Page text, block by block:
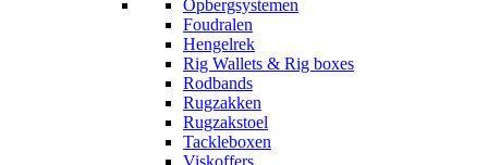
Opbergsystemen
Foudralen
Hengelrek
Rig Wallets & Rig boxes
Rodbands
Rugzakken
Rugzakstoel
Tackleboxen
Viskoffers